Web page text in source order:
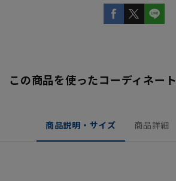
この商品を使ったコーディネート
商品説明・サイズ 商品詳細